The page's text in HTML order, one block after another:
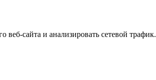
сайта и анализировать сетевой трафик.